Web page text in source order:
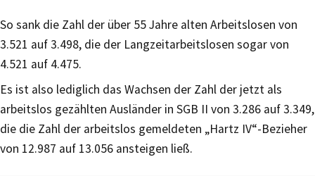
So sank die Zahl der über 55 Jahre alten Arbeitslosen von
3.521 auf 3.498, die der Langzeitarbeitslosen sogar von
4.521 auf 4.475.
Es ist also lediglich das Wachsen der Zahl der jetzt als
arbeitslos gezählten Ausländer in SGB II von 3.286 auf 3.349,
die die Zahl der arbeitslos gemeldeten „Hartz IV“-Bezieher
von 12.987 auf 13.056 ansteigen ließ.